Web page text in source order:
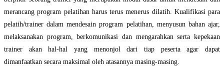
merancang program pelatihan harus terus menerus dilatih. Kualifikasi para
pelatih/trainer dalam mendesain program pelatihan, menyusun bahan ajar,
melaksanakan program, berkomunikasi dan mengarahkan serta kepekaan
trainer akan hal-hal yang menonjol dari tiap peserta agar dapat
dimanfaatkan secara maksimal oleh atasannya masing-masing.